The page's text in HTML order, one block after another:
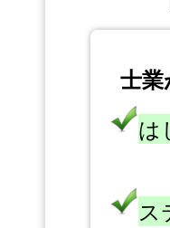
士
は
ス